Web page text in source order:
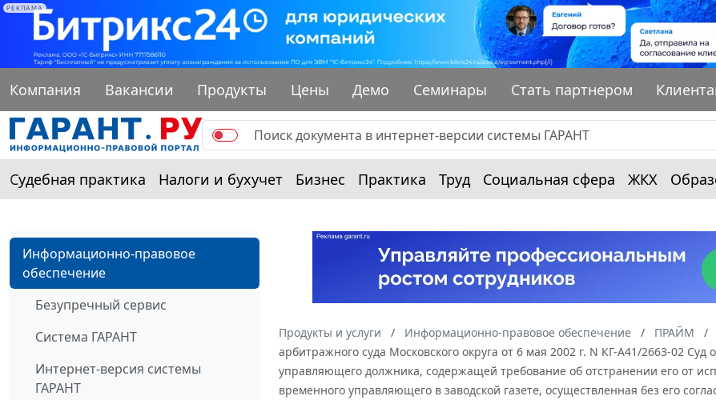
РЕКЛАМА
Компания Вакансии Продукты Цены Демо Семинары Стать партнером
Судебная практика Налоги и бухучет Бизнес Практика Труд Социальная сфера ЖКХ
Информационно-правовое
обеспечение
Безупречный сервис
Система ГАРАНТ
Интернет-версия системы
ГАРАНТ
Продукты и услуги Информационно-правовое обеспечение ПРАЙМ
арбитражного суда Московского округа от 6 мая 2002 г. N КГ-А41/2663-02
управляющего должника, содержащей требование об отстранении его от
временного управляющего в заводской газете, осуществленная без его